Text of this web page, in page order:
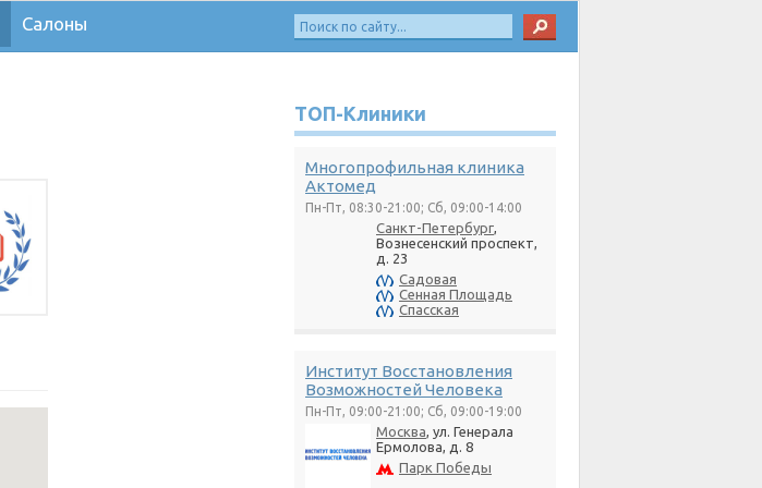
ТОП-Клиники
Многопрофильная клиника
Актомед
Пн-Пт, 08:30-21:00; Сб, 09:00-14:00
Санкт-Петербург,
Вознесенский проспект,
д. 23
Садовая
Сенная Площадь
Спасская
Институт Восстановления
Возможностей Человека
Пн-Пт, 09:00-21:00; Сб, 09:00-19:00
Москва, ул. Генерала
Ермолова, д. 8
Парк Победы
Салоны